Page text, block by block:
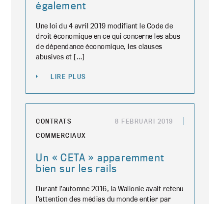
également
Une loi du 4 avril 2019 modifiant le Code de
droit économique en ce qui concerne les abus
de dépendance économique, les clauses
abusives et […]
LIRE PLUS
CONTRATS
COMMERCIAUX
8 FEBRUARI 2019
Un « CETA » apparemment
bien sur les rails
Durant l’automne 2016, la Wallonie avait retenu
l’attention des médias du monde entier par